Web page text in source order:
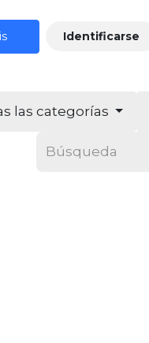
Identificarse
las categorías